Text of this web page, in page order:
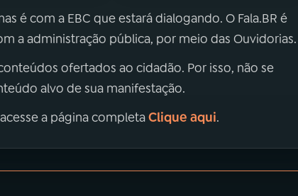
é com a EBC que estará dialogando. O Fala.BR é
a administração pública, por meio das Ouvidorias.
ofertados ao cidadão. Por isso, não se
alvo de sua manifestação.
a página completaClique aqui.